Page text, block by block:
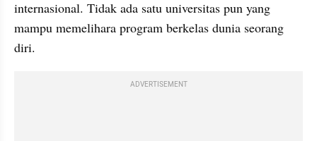
internasional. Tidak ada satu universitas pun yang
mampu memelihara program berkelas dunia seorang
diri.
ADVERTISEMENT